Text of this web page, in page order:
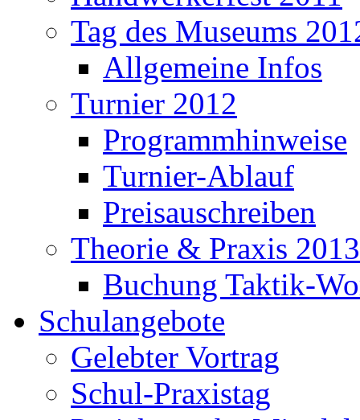
Tag des Museums
Allgemeine Infos
Turnier 2012
Programmhinweise
Turnier-Ablauf
Preisauschreiben
Theorie & Praxis 2013
Buchung Taktik-
Schulangebote
Gelebter Vortrag
Schul-Praxistag